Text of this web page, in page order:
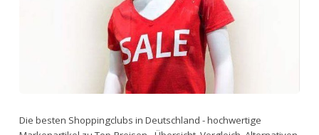
Die besten Shoppingclubs in Deutschland - hochwertige